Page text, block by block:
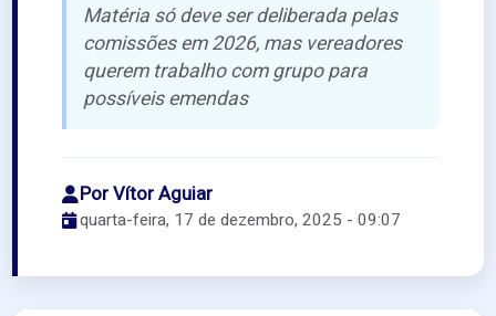
Matéria só deve ser deliberada pelas
comissões em 2026, mas vereadores
querem trabalho com grupo para
possíveis emendas
Por Vítor Aguiar
quarta-feira, 17 de dezembro, 2025 - 09:07